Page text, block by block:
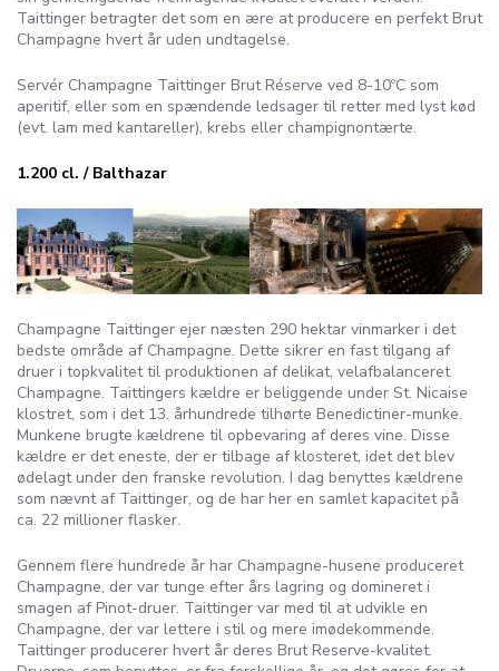
Taittinger betragter det som en ære at producere en perfekt Brut
Champagne hvert år uden undtagelse.
Servér Champagne Taittinger Brut Réserve ved 8-10ºC som
aperitif, eller som en spændende ledsager til retter med lyst kød
(evt. lam med kantareller), krebs eller champignontærte.
1.200 cl. / Balthazar
Champagne Taittinger ejer næsten 290 hektar vinmarker i det
bedste område af Champagne. Dette sikrer en fast tilgang af
druer i topkvalitet til produktionen af delikat, velafbalanceret
Champagne. Taittingers kældre er beliggende under St. Nicaise
klostret, som i det 13. århundrede tilhørte Benedictiner-munke.
Munkene brugte kældrene til opbevaring af deres vine. Disse
kældre er det eneste, der er tilbage af klosteret, idet det blev
ødelagt under den franske revolution. I dag benyttes kældrene
som nævnt af Taittinger, og de har her en samlet kapacitet på
ca. 22 millioner flasker.
Gennem flere hundrede år har Champagne-husene produceret
Champagne, der var tunge efter års lagring og domineret i
smagen af Pinot-druer. Taittinger var med til at udvikle en
Champagne, der var lettere i stil og mere imødekommende.
Taittinger producerer hvert år deres Brut Reserve-kvalitet.